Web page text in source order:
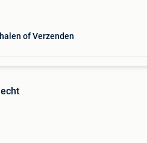
of Verzenden